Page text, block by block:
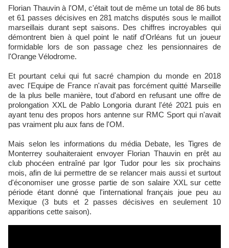
Florian Thauvin à l'OM, c'était tout de même un total de 86 buts
et 61 passes décisives en 281 matchs disputés sous le maillot
marseillais durant sept saisons. Des chiffres incroyables qui
démontrent bien à quel point le natif d'Orléans fut un joueur
formidable lors de son passage chez les pensionnaires de
l'Orange Vélodrome.
Et pourtant celui qui fut sacré champion du monde en 2018
avec l'Equipe de France n'avait pas forcément quitté Marseille
de la plus belle manière, tout d'abord en refusant une offre de
prolongation XXL de Pablo Longoria durant l'été 2021 puis en
ayant tenu des propos hors antenne sur RMC Sport qui n'avait
pas vraiment plu aux fans de l'OM.
Mais selon les informations du média Debate, les Tigres de
Monterrey souhaiteraient envoyer Florian Thauvin en prêt au
club phocéen entraîné par Igor Tudor pour les six prochains
mois, afin de lui permettre de se relancer mais aussi et surtout
d'économiser une grosse partie de son salaire XXL sur cette
période étant donné que l'international français joue peu au
Mexique (3 buts et 2 passes décisives en seulement 10
apparitions cette saison).